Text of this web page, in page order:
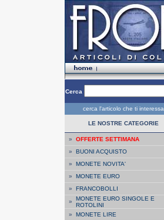
Cerca
cerca l'articolo che ti interessa
LE NOSTRE CATEGORIE
» OFFERTE SETTIMANA
» BUONI ACQUISTO
» MONETE NOVITA'
» MONETE EURO
» FRANCOBOLLI
» MONETE EURO SINGOLE E
ROTOLINI
» MONETE LIRE